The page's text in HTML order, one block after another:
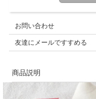
お問い合わせ
友達にメールですすめる
商品説明